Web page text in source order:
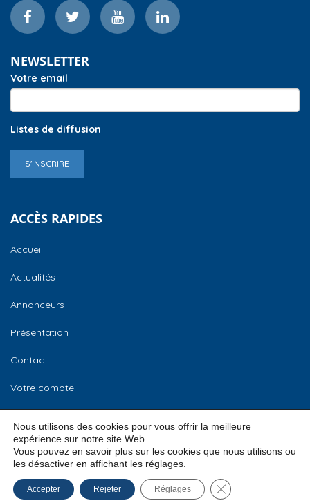
NEWSLETTER
Votre email
Listes de diffusion
S'INSCRIRE
ACCÈS RAPIDES
Accueil
Actualités
Annonceurs
Présentation
Contact
Votre compte
Mentions légales
Conditions Générales d’Utilisation
© 2026CCI Normandie –
Bourse des locaux
Nous utilisons des cookies pour vous offrir la meilleure
expérience sur notre site Web.
Vous pouvez en savoir plus sur les cookies que nous utilisons ou
les désactiver en affichant les réglages
Accepter Rejeter Réglages Fermer la bannière